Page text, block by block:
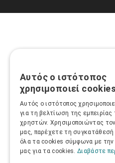
Αυτός ο ιστότοπος
χρησιμοποιεί cookies
Αυτός ο ιστότοπος
για τη βελτίωση της
χρηστών. Χρησιμοποιώντας
μας, παρέχετε τη συγκατάθεσή
όλα τα cookies σύμφωνα με την
μας για τα cookies. Διαβάστε